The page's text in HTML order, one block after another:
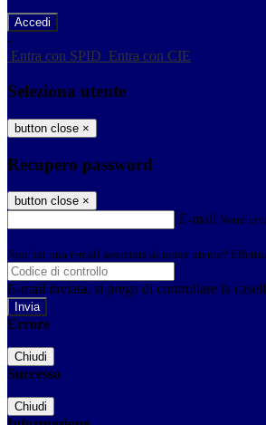
-
Entra con SPID Entra con CIE
Seleziona utente
button close ×
Recupero password
button close ×
E-mail Verrà
Non hai una e-mail associata al nome utente?
E-mail inviata, si prega di controllare la
Errore
Chiudi
Successo
Chiudi